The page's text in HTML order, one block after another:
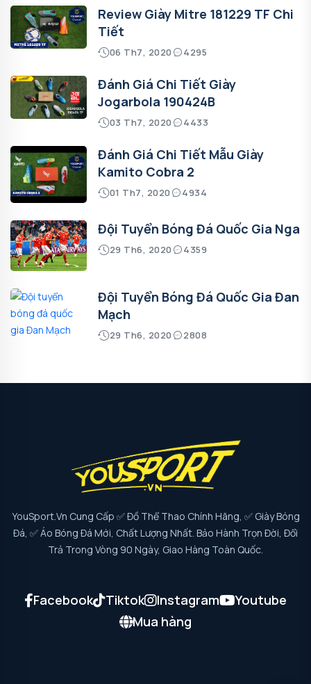
Review Giày Mitre 181229 TF Chi
Tiết
06 Th7, 2020 4295
Đánh Giá Chi Tiết Giày
Jogarbola 190424B
03 Th7, 2020 4433
Đánh Giá Chi Tiết Mẫu Giày
Kamito Cobra 2
01 Th7, 2020 4934
Đội Tuyển Bóng Đá Quốc Gia Nga
29 Th6, 2020 4359
Đội Tuyển Bóng Đá Quốc Gia Đan
Mạch
29 Th6, 2020 2808
YouSport.vn Cung Cấp ✅ Đồ Thể Thao Chính Hãng, ✅ Giày Bóng
Đá, ✅ Áo Bóng Đá Mới, Chất Lượng Nhất. Bảo Hành Trọn Đời, Đổi
Trả Trong Vòng 90 Ngày, Giao Hàng Toàn Quốc.
Facebook Tiktok Instagram
Youtube
Mua hàng